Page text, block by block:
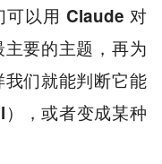
可以用 Claude 对
要的主题，再为
们就能判断它能
，或者变成某种